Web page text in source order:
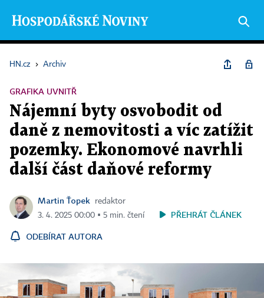
HN.cz › Archiv
GRAFIKA UVNITŘ
Nájemní byty osvobodit od
daně z nemovitosti a víc zatížit
pozemky. Ekonomové navrhli
další část daňové reformy
Martin Ťopek
redaktor
3. 4. 2025 00:00 ▪ 5 min. čtení
PŘEHRÁT ČLÁNEK
ODEBÍRAT AUTORA